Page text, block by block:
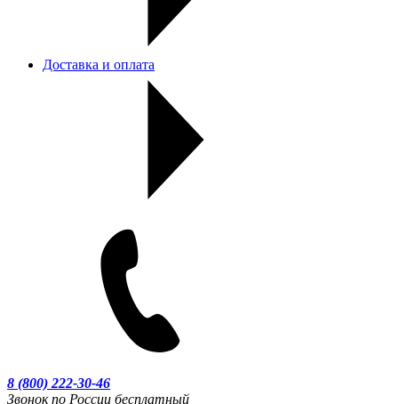
Доставка и оплата
8 (800) 222-30-46
Звонок по России бесплатный